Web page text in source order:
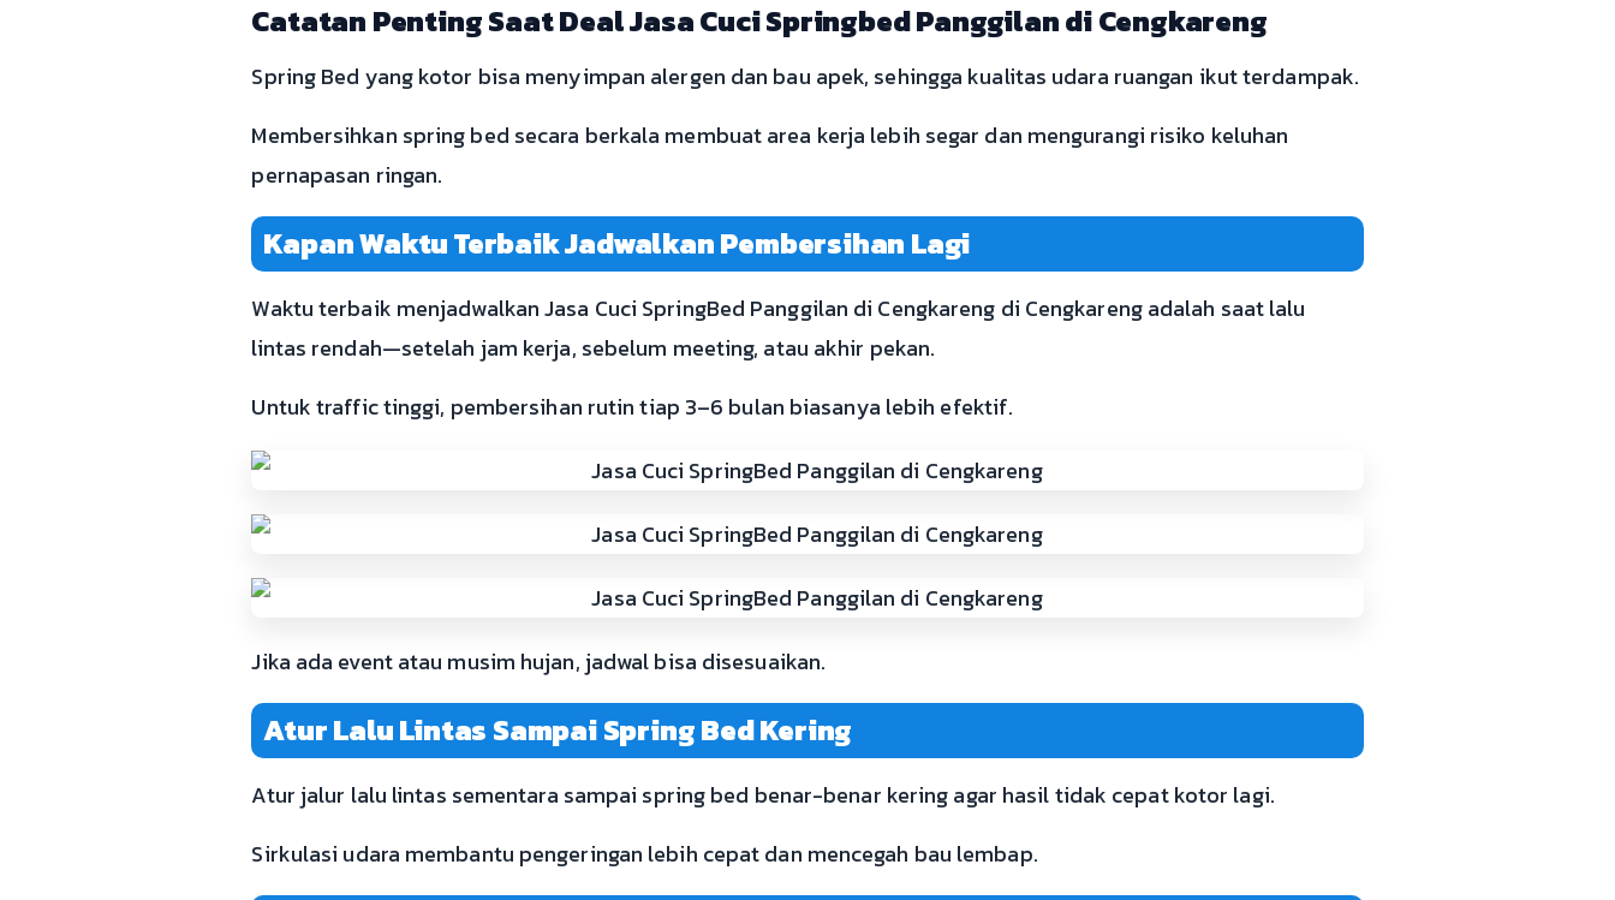
Catatan Penting Saat Deal Jasa Cuci Springbed Panggilan di Cengkareng
Spring Bed yang kotor bisa menyimpan alergen dan bau apek, sehingga kualitas udara ruangan ikut terdampak.
Membersihkan spring bed secara berkala membuat area kerja lebih segar dan mengurangi risiko keluhan
pernapasan ringan.
Kapan Waktu Terbaik Jadwalkan Pembersihan Lagi
Waktu terbaik menjadwalkan Jasa Cuci SpringBed Panggilan di Cengkareng di Cengkareng adalah saat lalu
lintas rendah—setelah jam kerja, sebelum meeting, atau akhir pekan.
Untuk traffic tinggi, pembersihan rutin tiap 3–6 bulan biasanya lebih efektif.
Jika ada event atau musim hujan, jadwal bisa disesuaikan.
Atur Lalu Lintas Sampai Spring Bed Kering
Atur jalur lalu lintas sementara sampai spring bed benar-benar kering agar hasil tidak cepat kotor lagi.
Sirkulasi udara membantu pengeringan lebih cepat dan mencegah bau lembap.